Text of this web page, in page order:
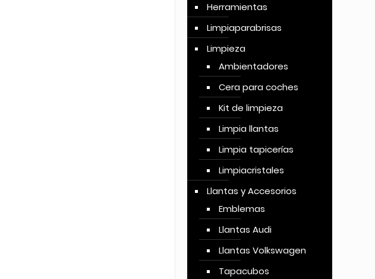
Herramientas
Limpiaparabrisas
Limpieza
Ambientadores
Cera para coches
Kit de limpieza
Limpia llantas
Limpia tapicerías
Limpiacristales
Llantas y Accesorios
Emblemas
Llantas Audi
Llantas Volkswagen
Tapacubos